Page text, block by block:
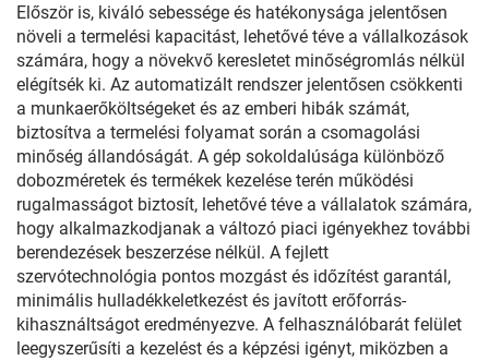
Először is, kiváló sebessége és hatékonysága jelentősen
növeli a termelési kapacitást, lehetővé téve a vállalkozások
számára, hogy a növekvő keresletet minőségromlás nélkül
elégítsék ki. Az automatizált rendszer jelentősen csökkenti
a munkaerőköltségeket és az emberi hibák számát,
biztosítva a termelési folyamat során a csomagolási
minőség állandóságát. A gép sokoldalúsága különböző
dobozméretek és termékek kezelése terén működési
rugalmasságot biztosít, lehetővé téve a vállalatok számára,
hogy alkalmazkodjanak a változó piaci igényekhez további
berendezések beszerzése nélkül. A fejlett
szervótechnológia pontos mozgást és időzítést garantál,
minimális hulladékkeletkezést és javított erőforrás-
kihasználtságot eredményezve. A felhasználóbarát felület
leegyszerűsíti a kezelést és a képzési igényt, miközben a